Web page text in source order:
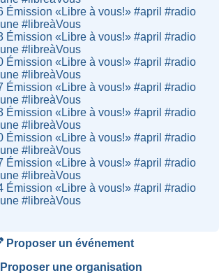
Émission «Libre à vous!» #april #radio
#libreàVous
Émission «Libre à vous!» #april #radio
#libreàVous
Émission «Libre à vous!» #april #radio
#libreàVous
Émission «Libre à vous!» #april #radio
#libreàVous
Émission «Libre à vous!» #april #radio
#libreàVous
Émission «Libre à vous!» #april #radio
#libreàVous
Émission «Libre à vous!» #april #radio
#libreàVous
Émission «Libre à vous!» #april #radio
#libreàVous
Proposer un événement
Proposer une organisation